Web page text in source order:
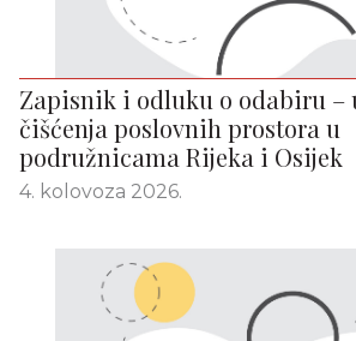
Zapisnik i odluku o odabiru –
čišćenja poslovnih prostora u
podružnicama Rijeka i Osijek
4. kolovoza 2026.